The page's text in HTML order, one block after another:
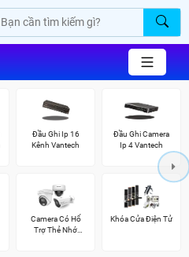
Đầu Ghi Ip 16
Kênh Vantech
Đầu Ghi Camera
Ip 4 Vantech
Camera Có Hổ
Trợ Thẻ Nhớ
Khóa Cửa Điện Tử